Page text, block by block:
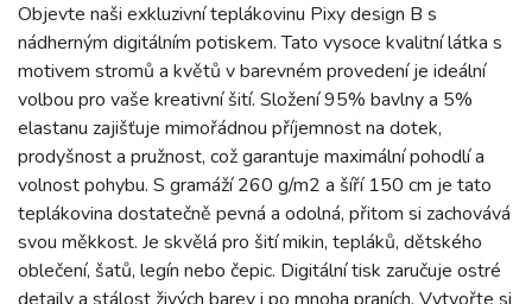
Objevte naši exkluzivní teplákovinu Pixy design B s
nádherným digitálním potiskem. Tato vysoce kvalitní látka s
motivem stromů a květů v barevném provedení je ideální
volbou pro vaše kreativní šití. Složení 95% bavlny a 5%
elastanu zajišťuje mimořádnou příjemnost na dotek,
prodyšnost a pružnost, což garantuje maximální pohodlí a
volnost pohybu. S gramáží 260 g/m2 a šíří 150 cm je tato
teplákovina dostatečně pevná a odolná, přitom si zachovává
svou měkkost. Je skvělá pro šití mikin, tepláků, dětského
oblečení, šatů, legín nebo čepic. Digitální tisk zaručuje ostré